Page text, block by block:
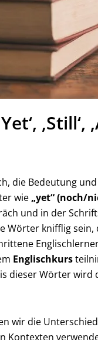
‚Still‘,
die Bedeutung
wie „yet“ (noch/
und in der
Wörter knifflig
Englischkurs
dieser Wörter wird
wir die
Kontexten